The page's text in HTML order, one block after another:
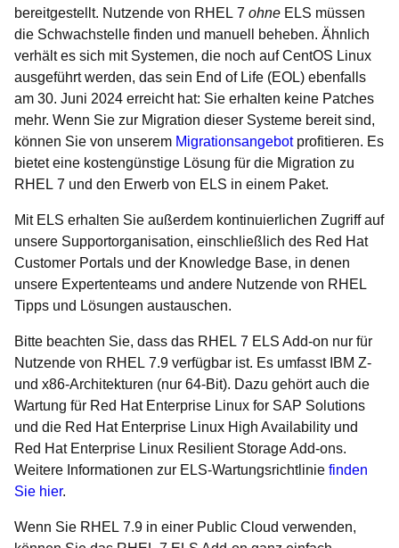
bereitgestellt. Nutzende von RHEL 7 ohne ELS müssen
die Schwachstelle finden und manuell beheben. Ähnlich
verhält es sich mit Systemen, die noch auf CentOS Linux
ausgeführt werden, das sein End of Life (EOL) ebenfalls
am 30. Juni 2024 erreicht hat: Sie erhalten keine Patches
mehr. Wenn Sie zur Migration dieser Systeme bereit sind,
können Sie von unserem Migrationsangebotprofitieren. Es
bietet eine kostengünstige Lösung für die Migration zu
RHEL 7 und den Erwerb von ELS in einem Paket.
Mit ELS erhalten Sie außerdem kontinuierlichen Zugriff auf
unsere Supportorganisation, einschließlich des Red Hat
Customer Portals und der Knowledge Base, in denen
unsere Expertenteams und andere Nutzende von RHEL
Tipps und Lösungen austauschen.
Bitte beachten Sie, dass das RHEL 7 ELS Add-on nur für
Nutzende von RHEL 7.9 verfügbar ist. Es umfasst IBM Z-
und x86-Architekturen (nur 64-Bit). Dazu gehört auch die
Wartung für Red Hat Enterprise Linux for SAP Solutions
und die Red Hat Enterprise Linux High Availability und
Red Hat Enterprise Linux Resilient Storage Add-ons.
Weitere Informationen zur ELS-Wartungsrichtlinie finden
Sie hier.
Wenn Sie RHEL 7.9 in einer Public Cloud verwenden,